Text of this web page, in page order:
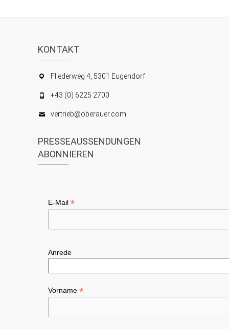
KONTAKT
Fliederweg 4, 5301 Eugendorf
+43 (0) 6225 2700
vertrieb@oberauer.com
PRESSEAUSSENDUNGEN
ABONNIEREN
E-Mail *
Anrede
Vorname *